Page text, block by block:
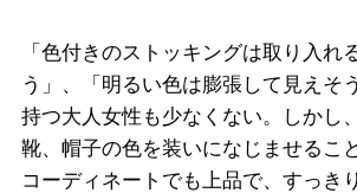
「色付きのストッキングは取り入れ
う」、「明るい色は膨張して見えそ
持つ大人女性も少なくない。しかし
靴、帽子の色を装いになじませるこ
コーディネートでも上品で、すっき